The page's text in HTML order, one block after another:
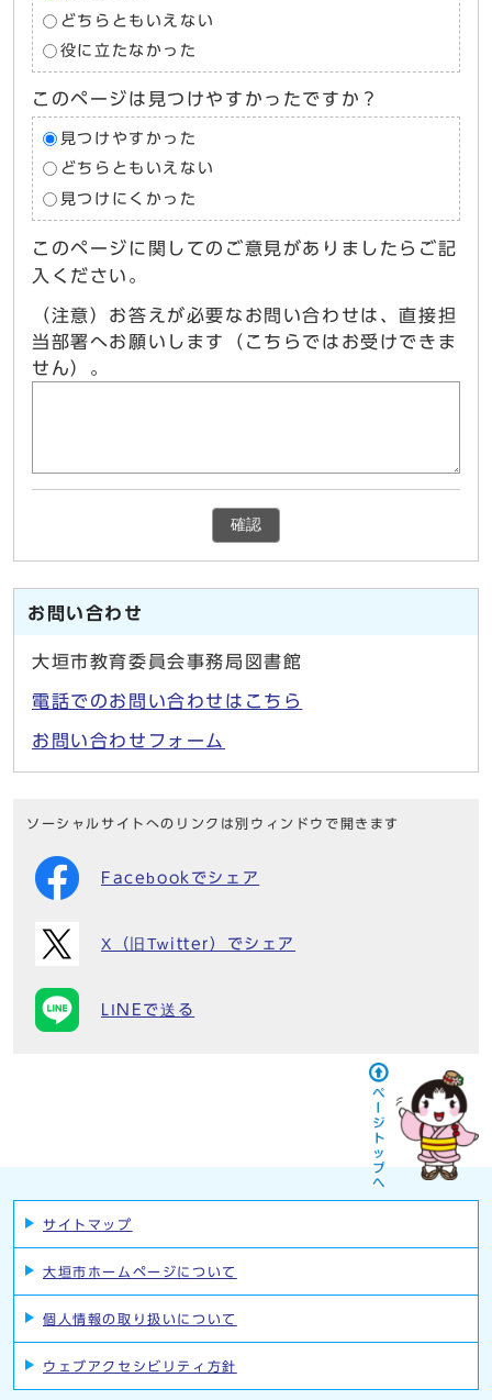
どちらともいえない
役に立たなかった
このページは見つけやすかったですか？
見つけやすかった
どちらともいえない
見つけにくかった
このページに関してのご意見がありましたらご記
入ください。
（注意）お答えが必要なお問い合わせは、直接担
当部署へお願いします（こちらではお受けできま
せん）。
確認
お問い合わせ
大垣市教育委員会事務局図書館
電話でのお問い合わせはこちら
お問い合わせフォーム
ソーシャルサイトへのリンクは別ウィンドウで開きます
Facebookでシェア
X（旧Twitter）でシェア
LINEで送る
サイトマップ
大垣市ホームページについて
個人情報の取り扱いについて
ウェブアクセシビリティ方針